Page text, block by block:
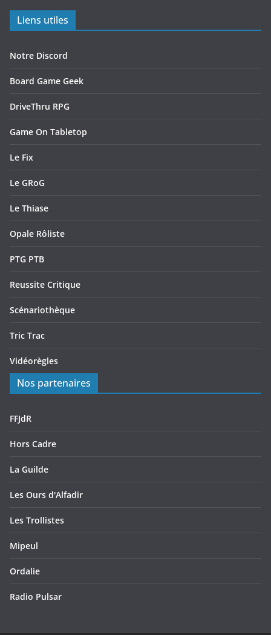
Liens utiles
Notre Discord
Board Game Geek
DriveThru RPG
Game On Tabletop
Le Fix
Le GRoG
Le Thiase
Opale Rôliste
PTG PTB
Reussite Critique
Scénariothèque
Tric Trac
Vidéorègles
Nos partenaires
FFJdR
Hors Cadre
La Guilde
Les Ours d'Alfadir
Les Trollistes
Mipeul
Ordalie
Radio Pulsar